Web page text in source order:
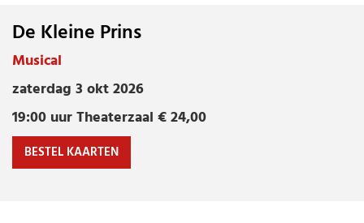
DE KLEINE PRINS
Musical
zaterdag3 okt 2026 | 19:00 uur
De Kleine Prins
Musical
zaterdag 3 okt 2026
19:00 uurTheaterzaal € 24,00
BESTEL KAARTEN